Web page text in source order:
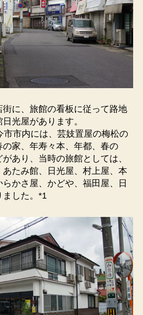
。
。 に、旅館の看板に従って路地
光屋があります。
市市内には、芸妓置屋の梅松の
の家、年寿々本、年都、春の
あり、当時の旅館としては、
たみ館、日光屋、村上屋、本
かさ屋、かどや、福田屋、日
ました。*1